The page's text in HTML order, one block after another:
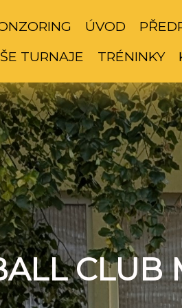
ÚVOD
TURNAJE
TRÉNINKY
CLUB